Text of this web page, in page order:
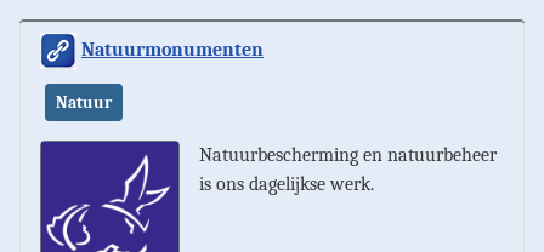
Natuurmonumenten
Natuur
Natuurbescherming en natuurbeheer
is ons dagelijkse werk.